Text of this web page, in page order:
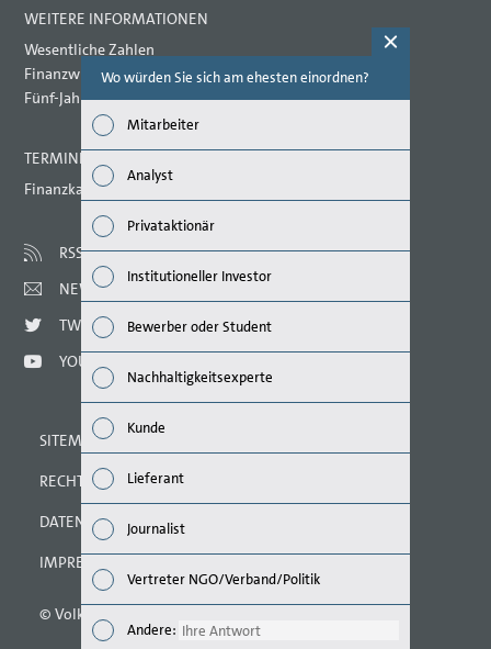
WEITERE INFORMATIONEN
Wesentliche Zahlen
Finanzwirtschaftliche Kennzahlen
Fünf-Jahres-Übersicht
TERMINE 2021
Finanzkalender
RSS
NEWSLETTER
TWITTER
YOUTUBE
SITEMAP
RECHTLICHE HINWEISE
DATENSCHUTZERKLÄRUNG
IMPRESSUM
© Volkswagen AG 2021
Wo würden Sie sich am ehesten einordnen?
Mitarbeiter
Analyst
Privataktionär
Institutioneller Investor
Bewerber oder Student
Nachhaltigkeitsexperte
Kunde
Lieferant
Journalist
Vertreter NGO/Verband/Politik
Andere Andere